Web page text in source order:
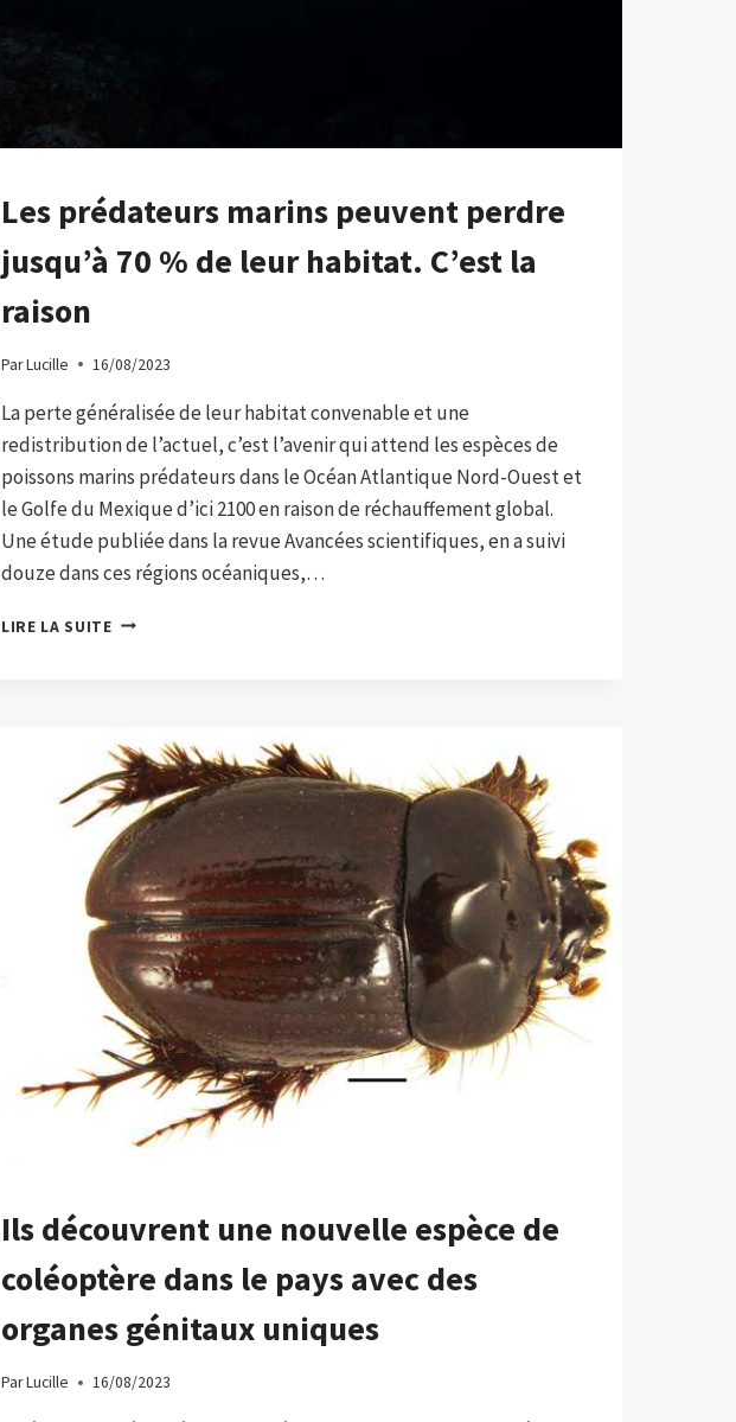
Les prédateurs marins peuvent perdre
jusqu’à 70 % de leur habitat. C’est la
raison
ParLucille 16/08/2023
La perte généralisée de leur habitat convenable et une
redistribution de l’actuel, c’est l’avenir qui attend les espèces de
poissons marins prédateurs dans le Océan Atlantique Nord-Ouest et
le Golfe du Mexique d’ici 2100 en raison de réchauffement global.
Une étude publiée dans la revue Avancées scientifiques, en a suivi
douze dans ces régions océaniques,…
LIRE LA SUITELES
JUSQU’À
70
%
DE
LEUR
HABITAT.
C’EST
LA
RAISON
Ils découvrent une nouvelle espèce de
coléoptère dans le pays avec des
organes génitaux uniques
ParLucille 16/08/2023